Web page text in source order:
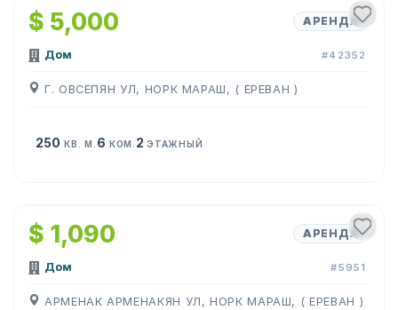
$ 5,000 АРЕНДА
Дом #42352
Г. ОВСЕПЯН УЛ, НОРК МАРАШ, ( ЕРЕВАН )
250 КВ. М. 6 КОМ. 2ЭТАЖНЫЙ
$ 1,090 АРЕНДА
Дом #5951
АРМЕНАК АРМЕНАКЯН УЛ, НОРК МАРАШ, ( ЕРЕВАН )